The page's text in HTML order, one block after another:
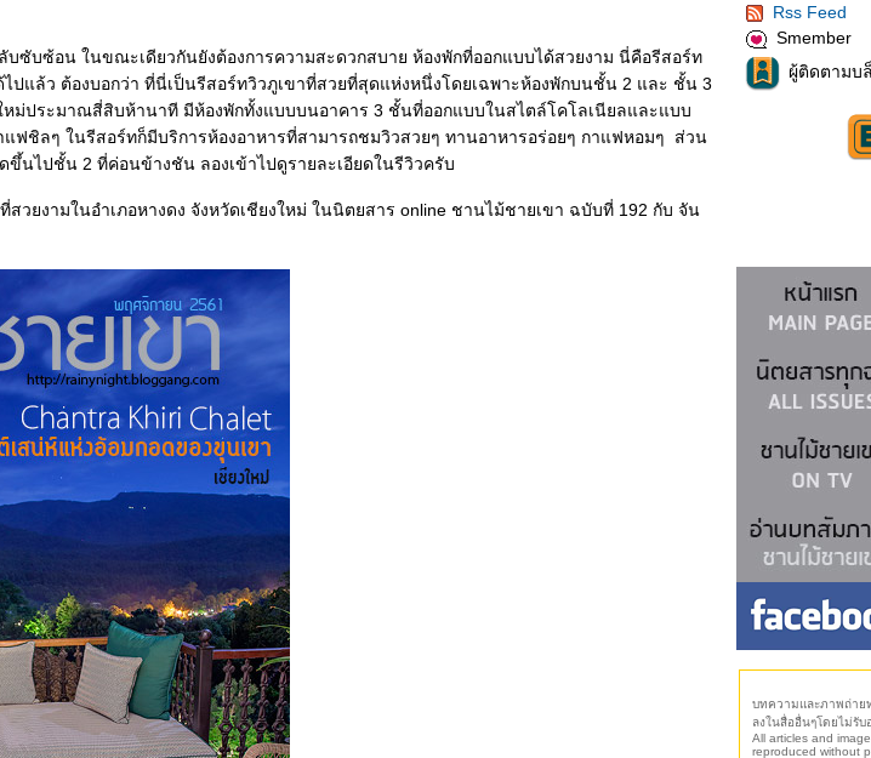
ซับซ้อน ในขณะเดียวกันยังต้องการความสะดวกสบาย ห้องพักที่ออกแบบได้สวยงาม นี่คือรีสอร์ท
แล้ว ต้องบอกว่า ที่นี่เป็นรีสอร์ทวิวภูเขาที่สวยที่สุดแห่งหนึ่งโดยเฉพาะห้องพักบนชั้น 2 และ ชั้น 3
หม่ประมาณสี่สิบห้านาที มีห้องพักทั้งแบบบนอาคาร 3 ชั้นที่ออกแบบในสไตล์โคโลเนียลและแบบ
ชิลๆ ในรีสอร์ทก็มีบริการห้องอาหารที่สามารถชมวิวสวยๆ ทานอาหารอร่อยๆ กาแฟหอมๆ ส่วน
นไปชั้น 2 ที่ค่อนข้างชัน ลองเข้าไปดูรายละเอียดในรีวิวครับ
ยงามในอำเภอหางดง จังหวัดเชียงใหม่ ในนิตยสาร online ชานไม้ชายเขา ฉบับที่ 192 กับ จัน
Rss Feed
Smember
ผู้ติดตามบ
บทความและภาพถ่าย
ลงในสื่ออื่นๆโดยไม่รั
All articles and
reproduced without